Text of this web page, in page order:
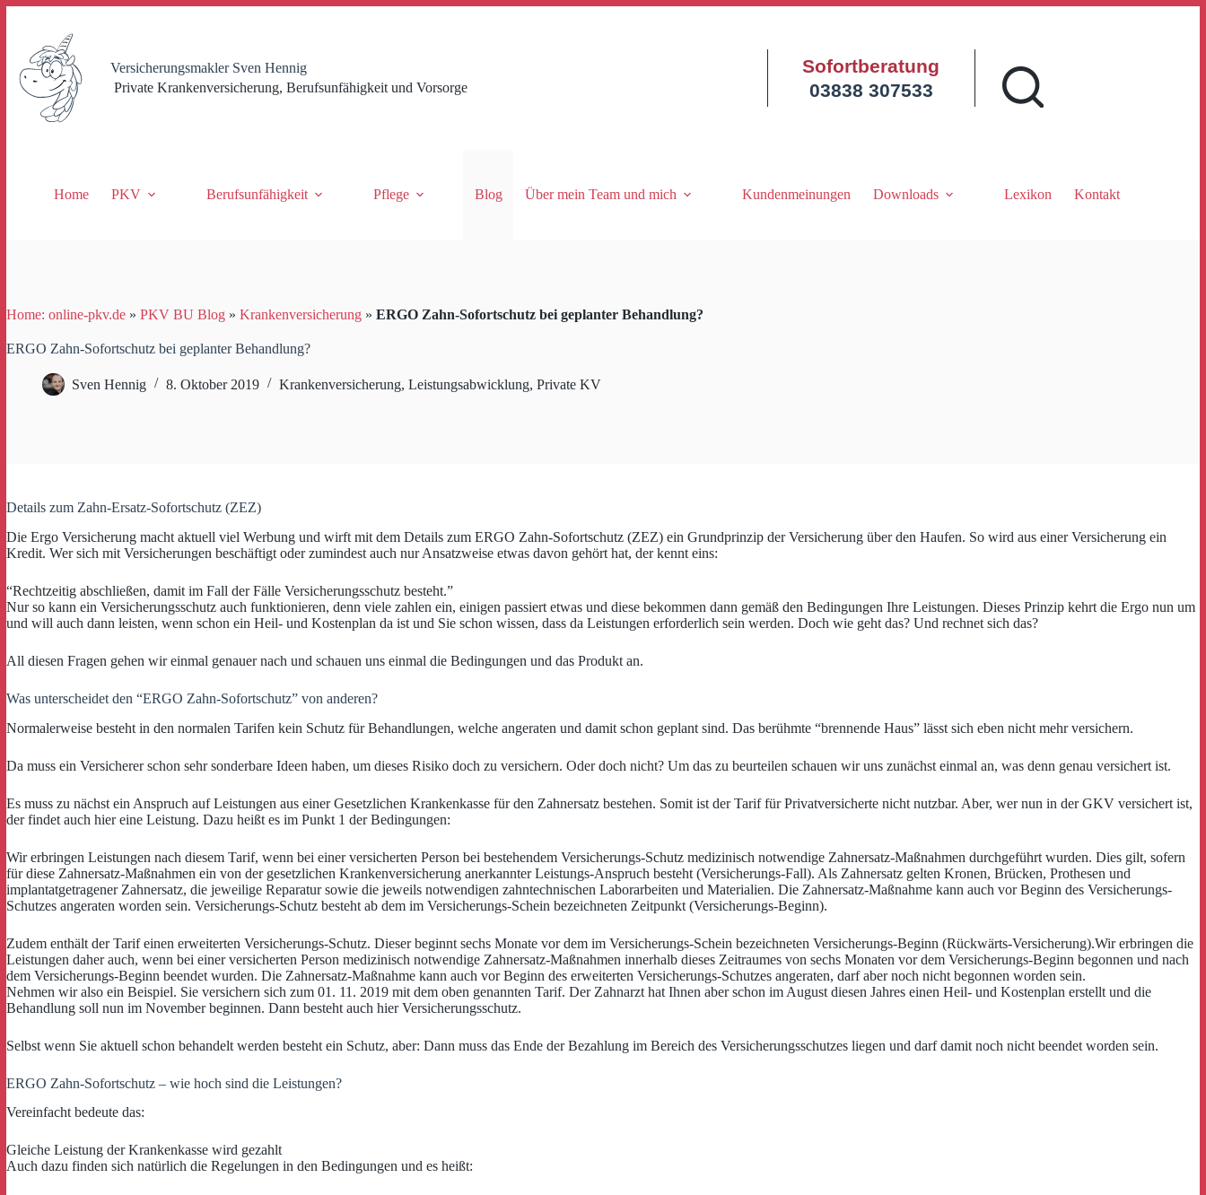
springen
Versicherungsmakler Sven Hennig
Private Krankenversicherung, Berufsunfähigkeit und Vorsorge
Sofortberatung
03838 307533
Home PKV Berufsunfähigkeit Pflege Blog Über mein Team und mich Kundenmeinungen Downloads Lexikon Kontakt
Home: online-pkv.de » PKV BU Blog » Krankenversicherung » ERGO Zahn-Sofortschutz bei geplanter Behandlung?
ERGO Zahn-Sofortschutz bei geplanter Behandlung?
Sven Hennig 8. Oktober 2019 Krankenversicherung, Leistungsabwicklung, Private KV
Details zum Zahn-Ersatz-Sofortschutz (ZEZ)
Die Ergo Versicherung macht aktuell viel Werbung und wirft mit dem Details zum ERGO Zahn-Sofortschutz (ZEZ) ein Grundprinzip der Versicherung über den Haufen. So wird aus einer Versicherung ein
Kredit. Wer sich mit Versicherungen beschäftigt oder zumindest auch nur Ansatzweise etwas davon gehört hat, der kennt eins:
“Rechtzeitig abschließen, damit im Fall der Fälle Versicherungsschutz besteht.”
Nur so kann ein Versicherungsschutz auch funktionieren, denn viele zahlen ein, einigen passiert etwas und diese bekommen dann gemäß den Bedingungen Ihre Leistungen. Dieses Prinzip kehrt die Ergo nun um
und will auch dann leisten, wenn schon ein Heil- und Kostenplan da ist und Sie schon wissen, dass da Leistungen erforderlich sein werden. Doch wie geht das? Und rechnet sich das?
All diesen Fragen gehen wir einmal genauer nach und schauen uns einmal die Bedingungen und das Produkt an.
Was unterscheidet den “ERGO Zahn-Sofortschutz” von anderen?
Normalerweise besteht in den normalen Tarifen kein Schutz für Behandlungen, welche angeraten und damit schon geplant sind. Das berühmte “brennende Haus” lässt sich eben nicht mehr versichern.
Da muss ein Versicherer schon sehr sonderbare Ideen haben, um dieses Risiko doch zu versichern. Oder doch nicht? Um das zu beurteilen schauen wir uns zunächst einmal an, was denn genau versichert ist.
Es muss zu nächst ein Anspruch auf Leistungen aus einer Gesetzlichen Krankenkasse für den Zahnersatz bestehen. Somit ist der Tarif für Privatversicherte nicht nutzbar. Aber, wer nun in der GKV versichert ist,
der findet auch hier eine Leistung. Dazu heißt es im Punkt 1 der Bedingungen:
Wir erbringen Leistungen nach diesem Tarif, wenn bei einer versicherten Person bei bestehendem Versicherungs-Schutz medizinisch notwendige Zahnersatz-Maßnahmen durchgeführt wurden. Dies gilt, sofern
für diese Zahnersatz-Maßnahmen ein von der gesetzlichen Krankenversicherung anerkannter Leistungs-Anspruch besteht (Versicherungs-Fall). Als Zahnersatz gelten Kronen, Brücken, Prothesen und
implantatgetragener Zahnersatz, die jeweilige Reparatur sowie die jeweils notwendigen zahntechnischen Laborarbeiten und Materialien. Die Zahnersatz-Maßnahme kann auch vor Beginn des Versicherungs-
Schutzes angeraten worden sein. Versicherungs-Schutz besteht ab dem im Versicherungs-Schein bezeichneten Zeitpunkt (Versicherungs-Beginn).
Zudem enthält der Tarif einen erweiterten Versicherungs-Schutz. Dieser beginnt sechs Monate vor dem im Versicherungs-Schein bezeichneten Versicherungs-Beginn (Rückwärts-Versicherung).Wir erbringen die
Leistungen daher auch, wenn bei einer versicherten Person medizinisch notwendige Zahnersatz-Maßnahmen innerhalb dieses Zeitraumes von sechs Monaten vor dem Versicherungs-Beginn begonnen und nach
dem Versicherungs-Beginn beendet wurden. Die Zahnersatz-Maßnahme kann auch vor Beginn des erweiterten Versicherungs-Schutzes angeraten, darf aber noch nicht begonnen worden sein.
Nehmen wir also ein Beispiel. Sie versichern sich zum 01. 11. 2019 mit dem oben genannten Tarif. Der Zahnarzt hat Ihnen aber schon im August diesen Jahres einen Heil- und Kostenplan erstellt und die
Behandlung soll nun im November beginnen. Dann besteht auch hier Versicherungsschutz.
Selbst wenn Sie aktuell schon behandelt werden besteht ein Schutz, aber: Dann muss das Ende der Bezahlung im Bereich des Versicherungsschutzes liegen und darf damit noch nicht beendet worden sein.
ERGO Zahn-Sofortschutz – wie hoch sind die Leistungen?
Vereinfacht bedeute das:
Gleiche Leistung der Krankenkasse wird gezahlt
Auch dazu finden sich natürlich die Regelungen in den Bedingungen und es heißt: